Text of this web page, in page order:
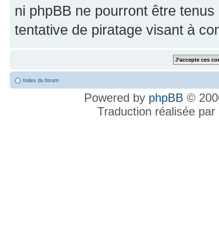
ni phpBB ne pourront être
tentative de piratage visant à
Index du forum
Powered by phpBB ©
Traduction réalisée par